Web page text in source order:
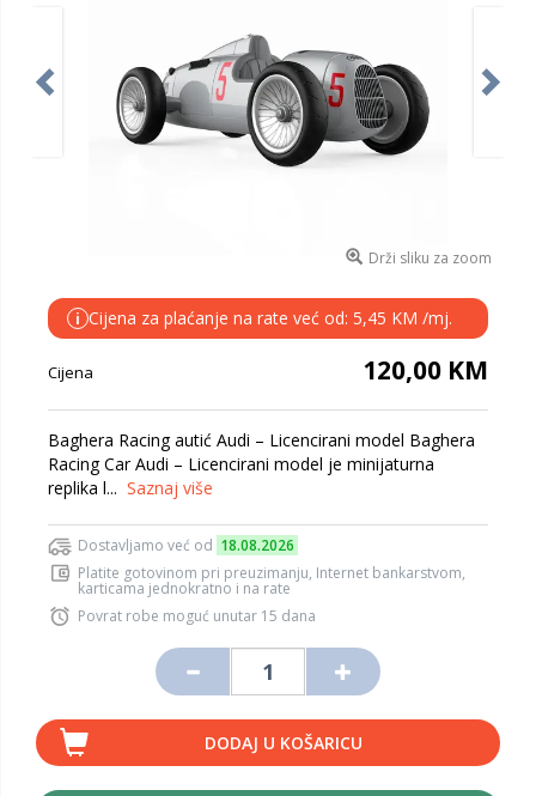
Drži sliku za zoom
i Cijena za plaćanje na rate već od: 5,45 KM /mj.
Cijena 120,00 KM
Baghera Racing autić Audi – Licencirani model Baghera
Racing Car Audi – Licencirani model je minijaturna
replika l... Saznaj više
Dostavljamo već od 18.08.2026
Platite gotovinom pri preuzimanju, Internet bankarstvom,
karticama jednokratno i na rate
Povrat robe moguć unutar 15 dana
DODAJ U KOŠARICU